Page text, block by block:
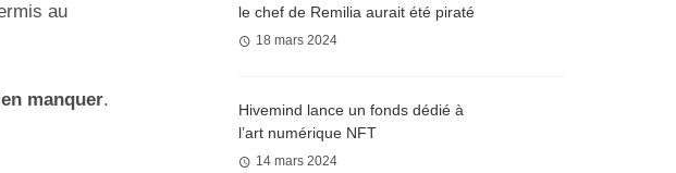
au
manquer.
le chef de Remilia aurait été piraté
18 mars 2024
Hivemind lance un fonds dédié à
l’art numérique NFT
14 mars 2024